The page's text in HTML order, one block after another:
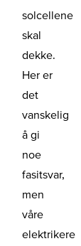
solcellene
skal
dekke.
Her er
det
vanskelig
å gi
noe
fasitsvar,
men
våre
elektrikere